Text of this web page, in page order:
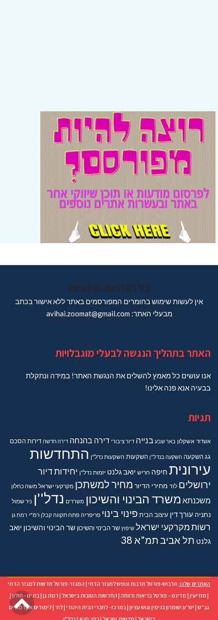
כל הזכויות שמורות
אין לעשות שימוש בחומרים המפורסמים באתר ללא אישור בכתב
מבעלי האתר: avihai.zoomat@gmail.com
האתר בתהליך הנגשה לבעלי מוגבלויות
אנו עושים כל מאמץ להשלים את הנגשת האתר! במידה ונתקלת
בבעיה אנא פנה אלינו!
תגיות
אשדוד אשקלון באר שבע בנייה דיור ציבורי דירה בהנחה דירה חדשה דירותהסכם
גגהשקעה השקעה בנדל"ן השקעות השקעות נדל"ן התחדשות
עירונית חיפה חריש יואב גלנט יזמות נדל"ן יחידות דיור
ירושלים לוד מחירי הדיור מחיר למשתכן מקרקעי ישראל משה כחלון
משכנתא משרד הבינוי והשיכון משרדים נדל''ן ניר שמול
נתניה עורך דין עיצוב הבית פינוי בינוי פריפריה פתח תקווה קבלן רמ"י רמת גן
רשות מקרקעי ישראל שיפוץ שר הבינוי והשיכון שר הבינוי והשיכון יואב
גלנט תל אביבתמ"א 38
האתרים שלנו: תרבוש-פורטל תרבות ונופש למגזר הדתי | המגזר-פורטל חדשות למגזר הדתי
| מודיעין | מדינט – פורטל בריאות ורווחה | החדשות הטובות בישראל | רמת גן |בת ים - חולון|
גב"ש | יש''ע:שומרון בנימין וגוש עציון |במרכז- לחברי הבית היהודי |לוד |לימודים אקדמאיים